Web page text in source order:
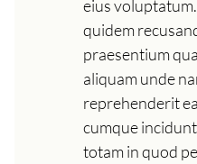
eius
quidem
praesentium
aliquam unde
reprehenderit
cumque
totam in quod